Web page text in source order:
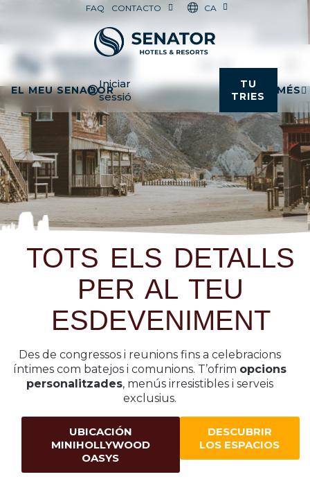
FAQ CONTACTO CA
EL MEU SENADORIniciar
sessió
TU
TRIES
MÉS
TOTS ELS DETALLS
PER AL TEU
ESDEVENIMENT
Des de congressos i reunions fins a celebracions
íntimes com batejos i comunions. T’ofrim opcions
personalitzades, menús irresistibles i serveis
exclusius.
UBICACIÓN
MINIHOLLYWOOD
OASYS
DESCUBRIR
LOS ESPACIOS